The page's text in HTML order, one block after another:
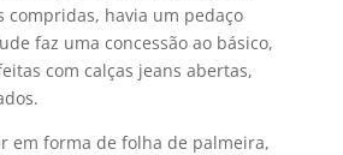
compridas, havia um pedaço
faz uma concessão ao básico,
com calças jeans abertas,
em forma de folha de palmeira,